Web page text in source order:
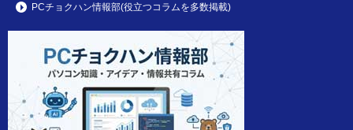
PCチョクハン情報部(役立つコラムを多数掲載)